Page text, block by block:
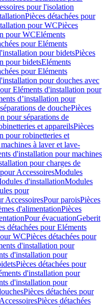
pour l'isolation
Pièces détachées pour
pour WCPièces
pour WCEléments
pour Eléments
pour bidetsPièces
pour bidetsEléments
pour Eléments
pour douches avec
Eléments d'installation pour
d’installation pour
de douchePièces
pour séparations de
et appareilsPièces
pour robinetteries et
à laver et lave-
d'installation pour machines
pour charges de
AccessoiresModules
d'installationModules
pour
AccessoiresPour paroisPièces
d'alimentationPièces
Pour évacuationGeberit
détachées pour Eléments
WCPièces détachées pour
d'installation pour
d'installation pour
Pièces détachées pour
d'installation pour
d'installation pour
Pièces détachées pour
AccessoiresPièces détachées